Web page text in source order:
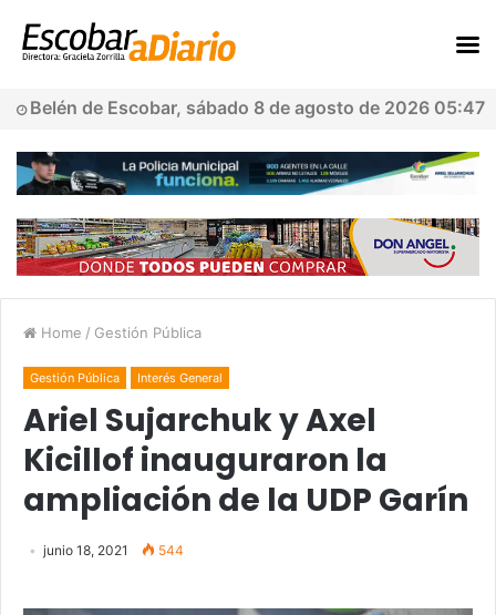
Belén de Escobar, sábado 8 de agosto de 2026 05:47
Home / Gestión Pública
Gestión Pública Interés General
Ariel Sujarchuk y Axel
Kicillof inauguraron la
ampliación de la UDP Garín
junio 18, 2021 544